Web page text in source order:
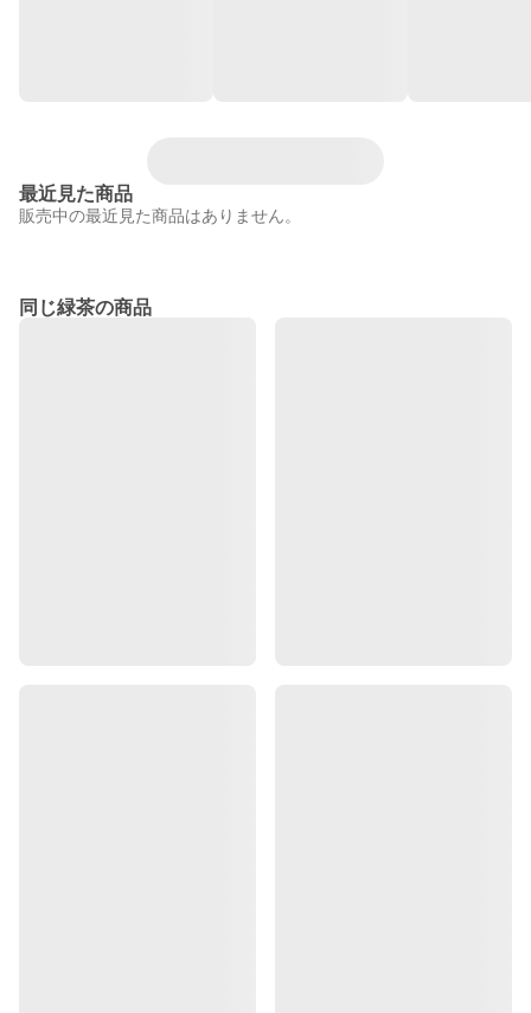
最近見た商品
販売中の最近見た商品はありません。
同じ緑茶の商品